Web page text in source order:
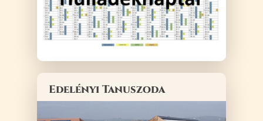
Edelényi Tanuszoda